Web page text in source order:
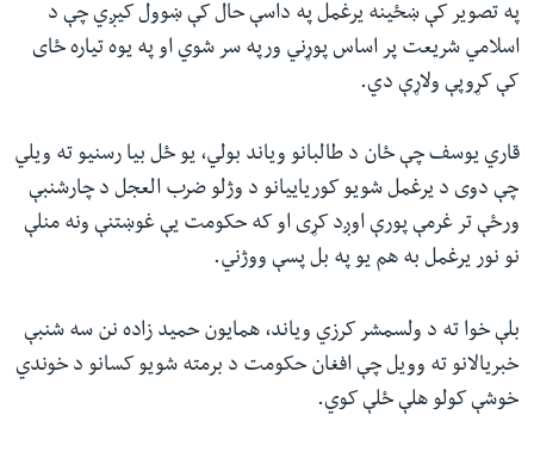
په تصویر کې ښځینه یرغمل په داسې حال کې ښوول کیږي چې د
اسلامي شریعت پر اساس پوړني ورپه سر شوي او په یوه تیاره ځای
کې کړوپې ولاړې دي.
قاري یوسف چې ځان د طالبانو ویاند بولي، یو ځل بیا رسنیو ته ویلي
چې دوی د یرغمل شویو کوریاییانو د وژلو ضرب العجل د چارشنبې
ورځې تر غرمې پورې اوږد کړی او که حکومت یې غوښتنې ونه منلې
نو نور یرغمل به هم یو په بل پسې ووژني.
بلې خوا ته د ولسمشر کرزي ویاند، همایون حمید زاده نن سه شنبې
خبریالانو ته وویل چې افغان حکومت د برمته شویو کسانو د خوندي
خوشې کولو هلې ځلې کوي. ‏